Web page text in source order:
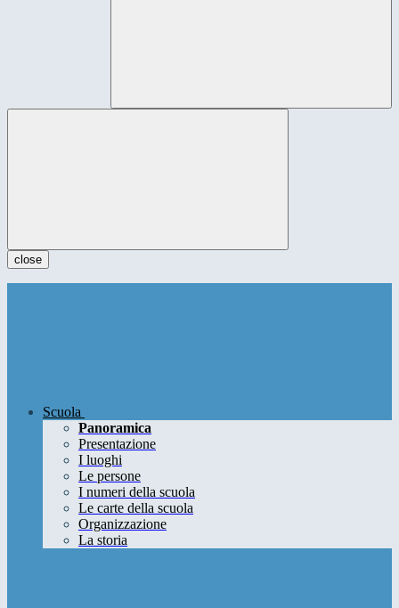
close
Scuola
Panoramica
Presentazione
I luoghi
Le persone
I numeri della scuola
Le carte della scuola
Organizzazione
La storia